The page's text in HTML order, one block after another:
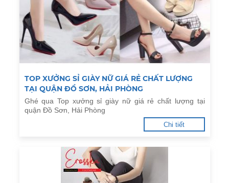
TOP XƯỞNG SỈ GIÀY NỮ GIÁ RẺ CHẤT LƯỢNG
TẠI QUẬN ĐỒ SƠN, HẢI PHÒNG
Ghé qua Top xưởng sỉ giày nữ giá rẻ chất lượng tại
quận Đồ Sơn, Hải Phòng
Chi tiết